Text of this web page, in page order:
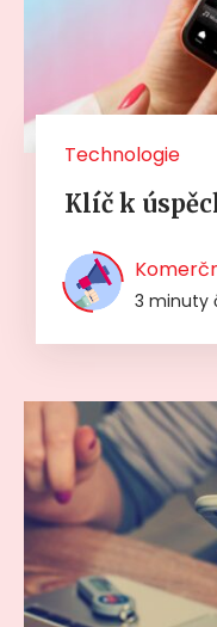
Technologie
Klíč k
3 minuty